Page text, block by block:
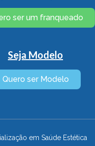
ser um franqueado
Seja Modelo
Quero ser Modelo
em Saúde Estética